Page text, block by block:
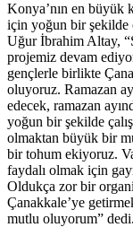
Konya’nın en büyük
için yoğun bir şekilde
Uğur İbrahim Altay,
projemiz devam
gençlerle birlikte
oluyoruz. Ramazan
edecek, ramazan
yoğun bir şekilde
olmaktan büyük bir
bir tohum ekiyoruz.
faydalı olmak için
Oldukça zor bir
Çanakkale’ye
mutlu oluyorum” dedi.